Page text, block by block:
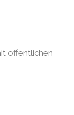
öffentlichen